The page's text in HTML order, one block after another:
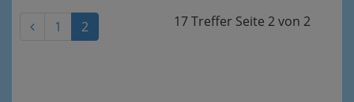
17 Treffer Seite 2von 2
1 2